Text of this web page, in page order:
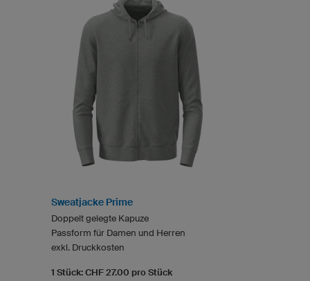
Sweatjacke Prime
Doppelt gelegte Kapuze
Passform für Damen und Herren
exkl. Druckkosten
1 Stück: CHF 27.00 pro Stück